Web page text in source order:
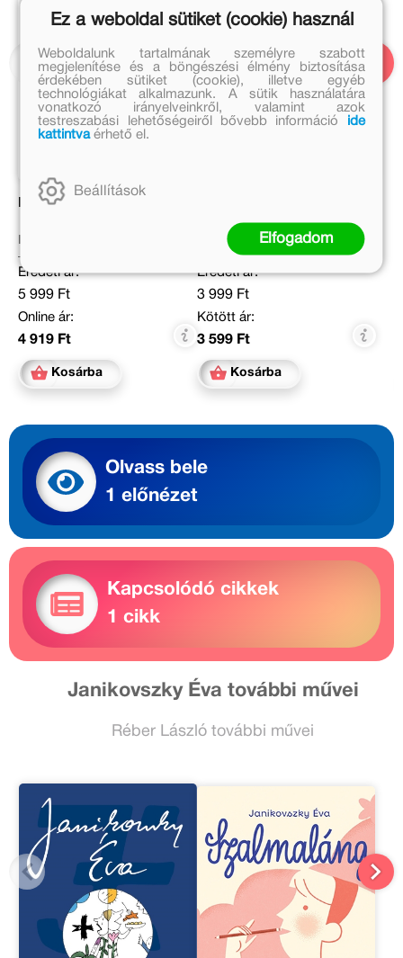
Madáretető
Eredeti ár:
5 999 Ft
Online ár:
4 919 Ft
Kosárba
Bolgár György
Eredeti ár:
3 999 Ft
Kötött ár:
3 599 Ft
Kosárba
Olvass bele
1 előnézet
Kapcsolódó cikkek
1 cikk
Janikovszky Éva további művei
Réber László további művei
Ez a weboldal sütiket (cookie) használ
Weboldalunk tartalmának személyre szabott
megjelenítése és a böngészési élmény biztosítása
érdekében sütiket (cookie), illetve egyéb
technológiákat alkalmazunk. A sütik használatára
vonatkozó irányelveinkről, valamint azok
testreszabási lehetőségeiről bővebb információ
ide
kattintvaérhető el.
Beállítások
Elfogadom